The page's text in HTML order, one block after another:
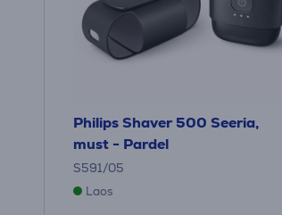
Philips Shaver 500 Seeria,
must - Pardel
S591/05
Laos